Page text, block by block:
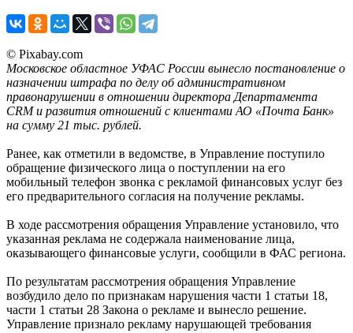
© Pixabay.com
Московское областное УФАС России вынесло постановление о
назначении штрафа по делу об административном
правонарушении в отношении директора Департамента
CRM и развития отношений с клиентами АО «Почта Банк»
на сумму 21 тыс. рублей.
Ранее, как отметили в ведомстве, в Управление поступило
обращение физического лица о поступлении на его
мобильный телефон звонка с рекламой финансовых услуг без
его предварительного согласия на получение рекламы.
В ходе рассмотрения обращения Управление установило, что
указанная реклама не содержала наименование лица,
оказывающего финансовые услуги, сообщили в ФАС региона.
По результатам рассмотрения обращения Управление
возбудило дело по признакам нарушения части 1 статьи 18,
части 1 статьи 28 Закона о рекламе и вынесло решение.
Управление признало рекламу нарушающей требования